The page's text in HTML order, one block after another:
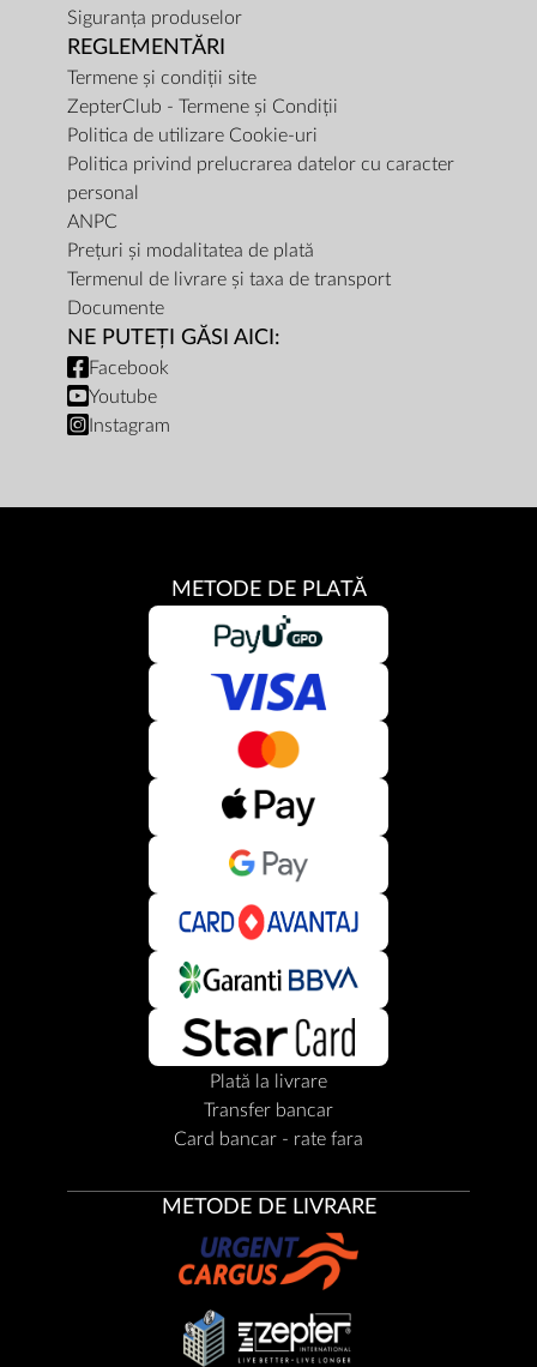
Siguranța produselor
REGLEMENTĂRI
Termene și condiții site
ZepterClub - Termene și Condiții
Politica de utilizare Cookie-uri
Politica privind prelucrarea datelor cu caracter
personal
ANPC
Prețuri și modalitatea de plată
Termenul de livrare și taxa de transport
Documente
NE PUTEȚI GĂSI AICI:
Facebook
Youtube
Instagram
METODE DE PLATĂ
Plată la livrare
Transfer bancar
Card bancar - rate fara
METODE DE LIVRARE